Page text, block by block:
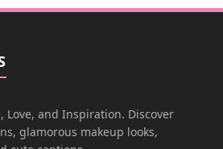
Love, and Inspiration. Discover
glamorous makeup looks,